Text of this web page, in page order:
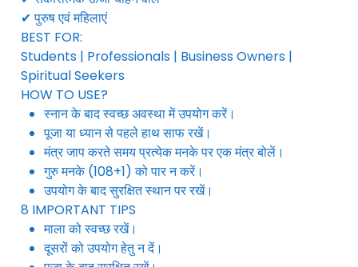
✔ पुरुष एवं महिलाएं
BEST FOR:
Students | Professionals | Business Owners |
Spiritual Seekers
HOW TO USE?
स्नान के बाद स्वच्छ अवस्था में उपयोग करें।
पूजा या ध्यान से पहले हाथ साफ रखें।
मंत्र जाप करते समय प्रत्येक मनके पर एक मंत्र बोलें।
गुरु मनके (108+1) को पार न करें।
उपयोग के बाद सुरक्षित स्थान पर रखें।
8 IMPORTANT TIPS
माला को स्वच्छ रखें।
दूसरों को उपयोग हेतु न दें।